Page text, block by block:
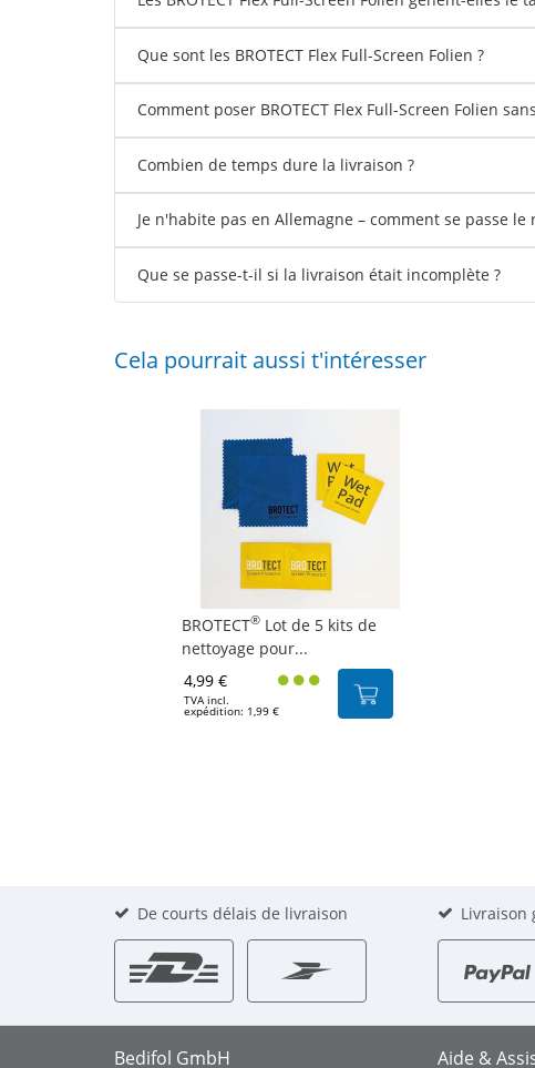
Que sont les BROTECT Flex Full-Screen Folien ?
Comment poser BROTECT Flex Full-Screen Folien
Combien de temps dure la livraison ?
Je n'habite pas en Allemagne – comment se passe le
Que se passe-t-il si la livraison était incomplète ?
Cela pourrait aussi t'intéresser
BROTECT®Lot de 5 kits de
nettoyage pour...
4,99 €
TVA incl.
expédition: 1,99 €
De courts délais de livraison Livraison
Bedifol GmbH Aide &